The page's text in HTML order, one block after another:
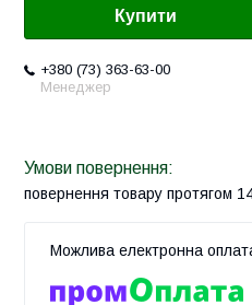
Купити
+380 (73) 363-63-00
Менеджер
повернення товару протягом